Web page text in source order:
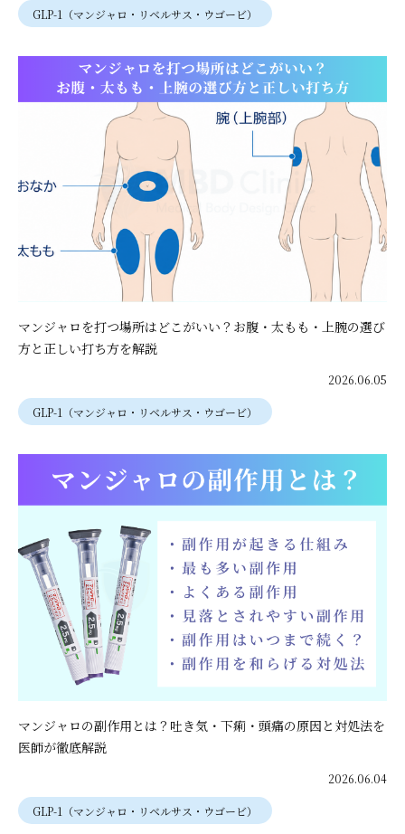
GLP-1（マンジャロ・リベルサス・ウゴービ）
マンジャロを打つ場所はどこがいい？お腹・太もも・上腕の選び
方と正しい打ち方を解説
2026.06.05
GLP-1（マンジャロ・リベルサス・ウゴービ）
マンジャロの副作用とは？吐き気・下痢・頭痛の原因と対処法を
医師が徹底解説
2026.06.04
GLP-1（マンジャロ・リベルサス・ウゴービ）